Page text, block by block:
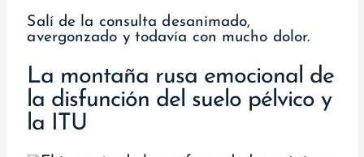
Salí de la consulta desanimado,
avergonzado y todavía con mucho dolor.
La montaña rusa emocional de
la disfunción del suelo pélvico y
la ITU